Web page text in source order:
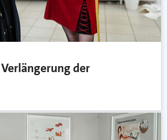
der